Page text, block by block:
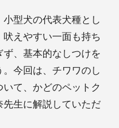
型犬の代表犬種とし
えやすい一面も持ち
、基本的なしつけを
今回は、チワワのし
て、かどのペットク
先生に解説していただ